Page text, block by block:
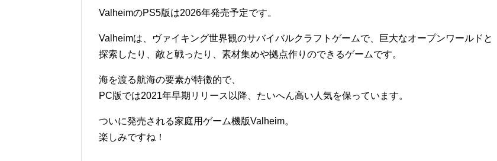
ValheimのPS5版は2026年発売予定です。
Valheimは、ヴァイキング世界観のサバイバルクラフトゲームで、巨大なオープンワールドと
探索したり、敵と戦ったり、素材集めや拠点作りのできるゲームです。
海を渡る航海の要素が特徴的で、
PC版では2021年早期リリース以降、たいへん高い人気を保っています。
ついに発売される家庭用ゲーム機版Valheim。
楽しみですね！